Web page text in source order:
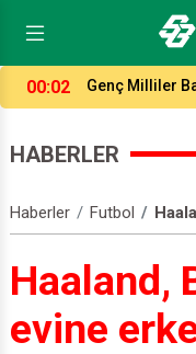
23:52 Antalya’da 7
HABERLER
Haberler Futbol
Haaland,
evine